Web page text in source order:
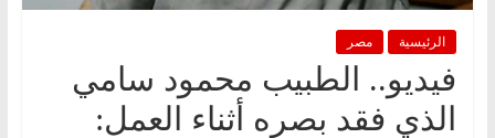
الرئيسية مصر
فيديو.. الطبيب محمود سامي
الذي فقد بصره أثناء العمل: